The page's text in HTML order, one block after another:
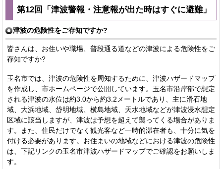
第12回「津波警報・注意報が出た時はすぐに避難」
津波の危険性をご存知ですか?
皆さんは、お住いや職場、普段通る道などの津波による危険性をご
存知ですか?
玉名市では、津波の危険性を周知するために、津波ハザードマップ
を作成し、市ホームページで公開しています。玉名市沿岸部で想定
される津波の水位は約3.0から約3.2メートルであり、主に滑石地
域、大浜地域、岱明地域、横島地域、天水地域などが津波浸水想定
区域に該当しますが、津波は予想を超えて襲ってくる場合がありま
す。また、住民だけでなく観光客など一時的滞在者も、十分に気を
付ける必要があります。お住まいの地域などにおける津波の危険性
は、下記リンクの玉名市津波ハザードマップでご確認をお願いしま
す。